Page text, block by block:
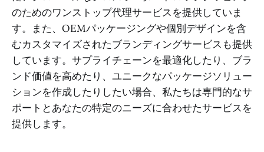
のためのワンストップ代理サービスを提供していま
す。また、OEMパッケージングや個別デザインを含
むカスタマイズされたブランディングサービスも提供
しています。サプライチェーンを最適化したり、ブラ
ンド価値を高めたり、ユニークなパッケージソリュー
ションを作成したりしたい場合、私たちは専門的なサ
ポートとあなたの特定のニーズに合わせたサービスを
提供します。